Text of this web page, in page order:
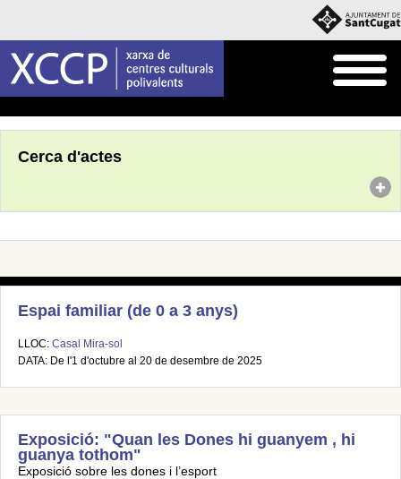
Cerca d'actes
Espai familiar (de 0 a 3 anys)
LLOC: Casal Mira-sol
DATA: De l'1 d'octubre al 20 de desembre de 2025
Exposició: "Quan les Dones hi guanyem , hi
guanya tothom"
Exposició sobre les dones i l’esport